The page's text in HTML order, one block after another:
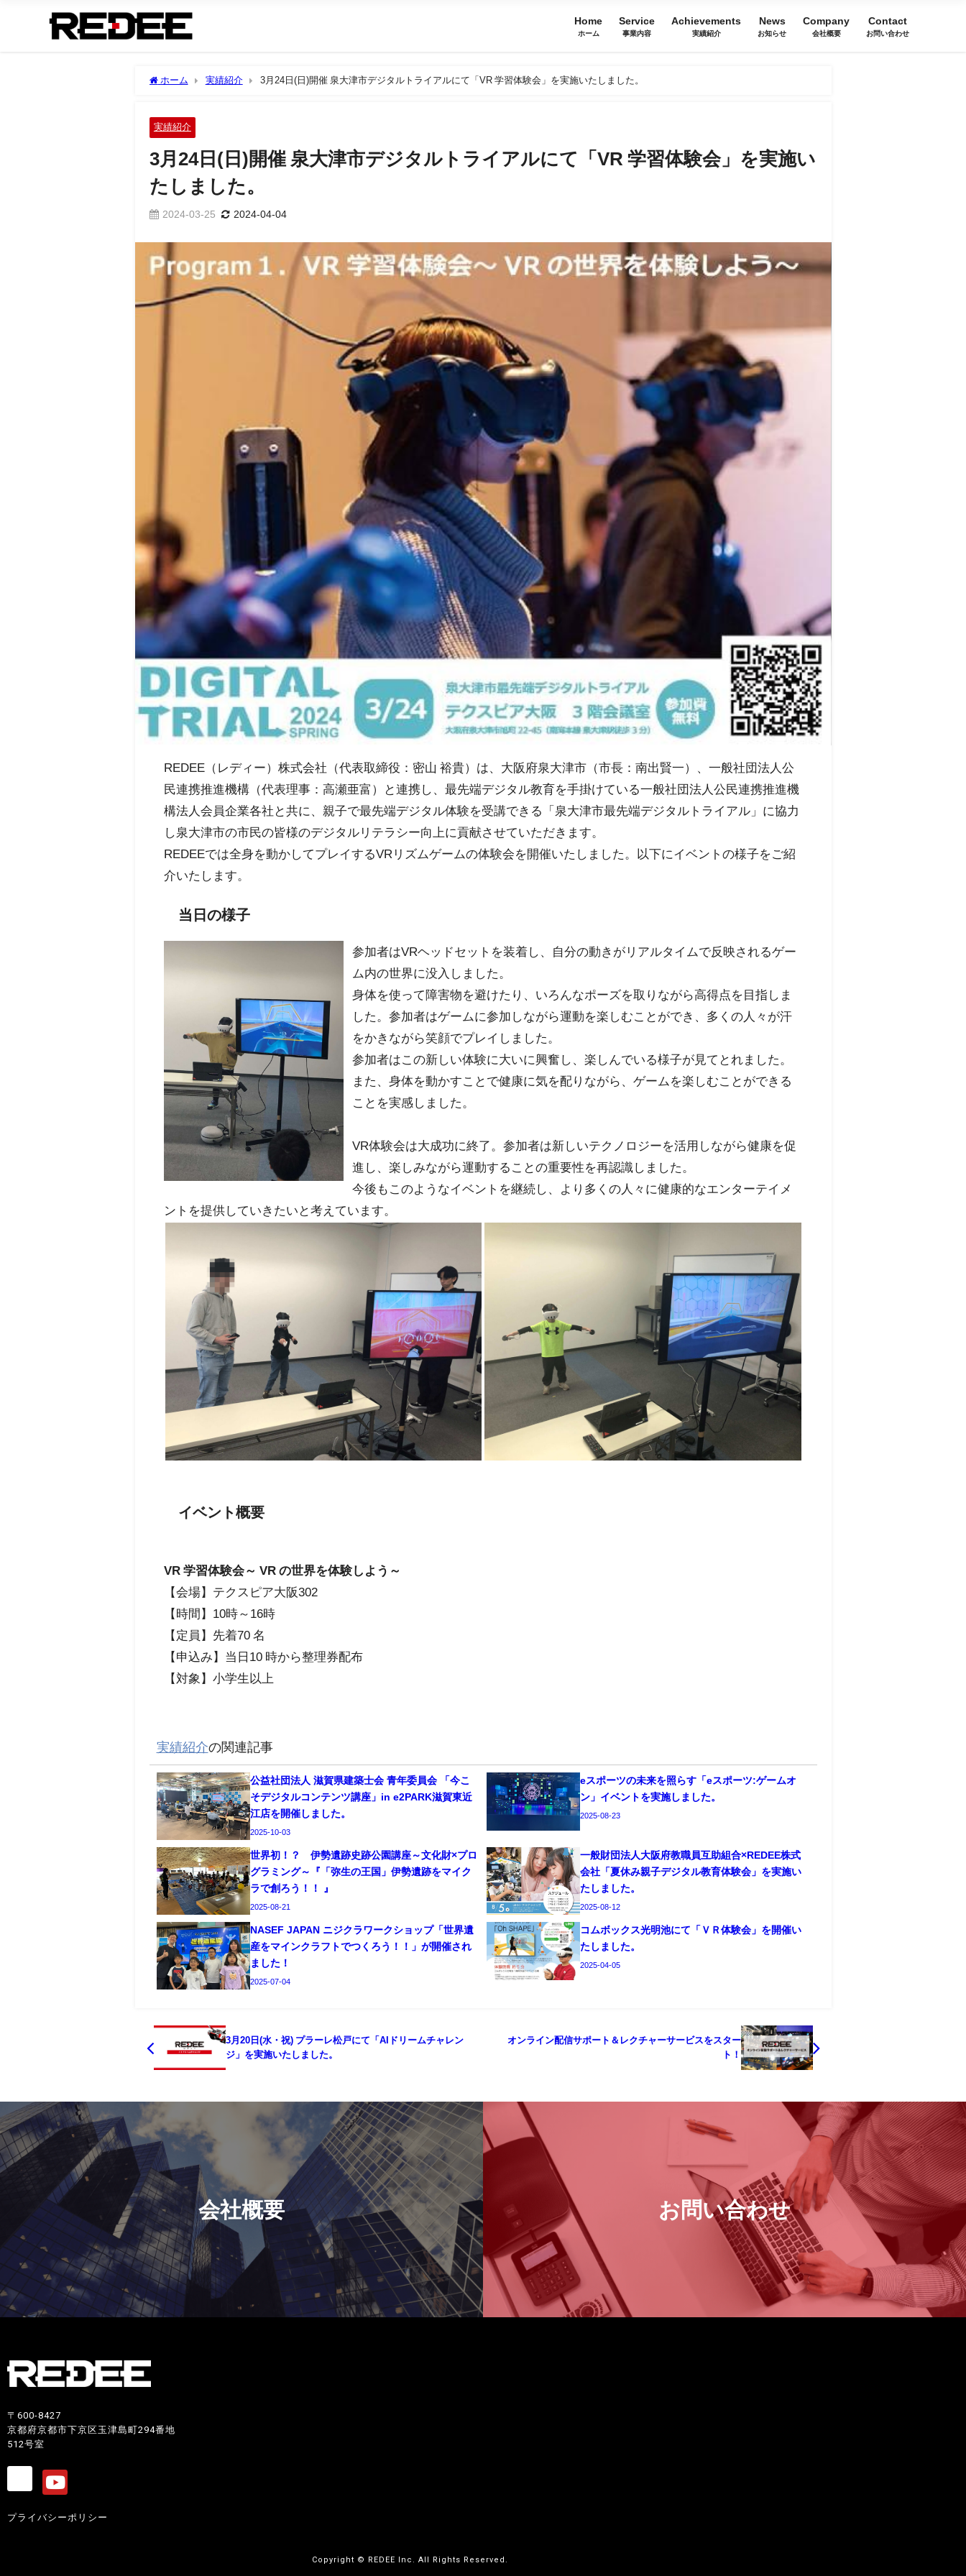
Home
ホーム
Service
事業内容
Achievements
実績紹介
News
お知らせ
Company
会社概要
Contact
お問い合わせ
ホーム 実績紹介 3月24日(日)開催 泉大津市デジタルトライアルにて「VR 学習体験会」を実施いたしました。
実績紹介
3月24日(日)開催 泉大津市デジタルトライアルにて「VR 学習体験会」を実施い
たしました。
2024-03-25 2024-04-04
REDEE（レディー）株式会社（代表取締役：密山 裕貴）は、大阪府泉大津市（市長：南出賢一）、一般社団法人公
民連携推進機構（代表理事：高瀬亜富）と連携し、最先端デジタル教育を手掛けている一般社団法人公民連携推進機
構法人会員企業各社と共に、親子で最先端デジタル体験を受講できる「泉大津市最先端デジタルトライアル」に協力
し泉大津市の市民の皆様のデジタルリテラシー向上に貢献させていただきます。
REDEEでは全身を動かしてプレイするVRリズムゲームの体験会を開催いたしました。以下にイベントの様子をご紹
介いたします。
当日の様子
参加者はVRヘッドセットを装着し、自分の動きがリアルタイムで反映されるゲー
ム内の世界に没入しました。
身体を使って障害物を避けたり、いろんなポーズを取りながら高得点を目指しま
した。参加者はゲームに参加しながら運動を楽しむことができ、多くの人々が汗
をかきながら笑顔でプレイしました。
参加者はこの新しい体験に大いに興奮し、楽しんでいる様子が見てとれました。
また、身体を動かすことで健康に気を配りながら、ゲームを楽しむことができる
ことを実感しました。
VR体験会は大成功に終了。参加者は新しいテクノロジーを活用しながら健康を促
進し、楽しみながら運動することの重要性を再認識しました。
今後もこのようなイベントを継続し、より多くの人々に健康的なエンターテイメ
ントを提供していきたいと考えています。
イベント概要
VR 学習体験会～ VR の世界を体験しよう～
【会場】テクスピア大阪302
【時間】10時～16時
【定員】先着70 名
【申込み】当日10 時から整理券配布
【対象】小学生以上
実績紹介の関連記事
公益社団法人 滋賀県建築士会 青年委員会 「今こ
そデジタルコンテンツ講座」in e2PARK滋賀東近
江店を開催しました。
2025-10-03
eスポーツの未来を照らす「eスポーツ:ゲームオ
ン」イベントを実施しました。
2025-08-23
世界初！？ 伊勢遺跡史跡公園講座～文化財×プロ
グラミング～『「弥生の王国」伊勢遺跡をマイク
ラで創ろう！！ 』
2025-08-21
一般財団法人大阪府教職員互助組合×REDEE株式
会社「夏休み親子デジタル教育体験会」を実施い
たしました。
2025-08-12
NASEF JAPAN ニジクラワークショップ「世界遺
産をマインクラフトでつくろう！！」が開催され
ました！
2025-07-04
コムボックス光明池にて「ＶＲ体験会」を開催い
たしました。
2025-04-05
3月20日(水・祝) プラーレ松戸にて「AIドリームチャレン
ジ」を実施いたしました。
オンライン配信サポート＆レクチャーサービスをスター
ト！
会社概要 お問い合わせ
〒600-8427
京都府京都市下京区玉津島町294番地
512号室
プライバシーポリシー
Copyright © REDEE Inc. All Rights Reserved.